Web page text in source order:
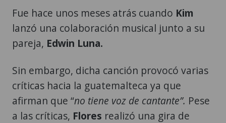
Fue hace unos meses atrás cuando Kim
lanzó una colaboración musical junto a su
pareja, Edwin Luna.
Sin embargo, dicha canción provocó varias
críticas hacia la guatemalteca ya que
afirman que “no tiene voz de cantante”. Pese
a las críticas, Flores realizó una gira de